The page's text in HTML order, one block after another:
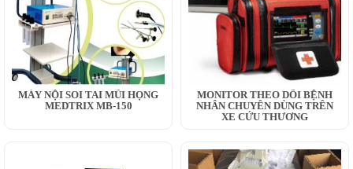
MÁY NỘI SOI TAI MŨI HỌNG
MEDTRIX MB-150
MONITOR THEO DÕI BỆNH
NHÂN CHUYÊN DÙNG TRÊN
XE CỨU THƯƠNG